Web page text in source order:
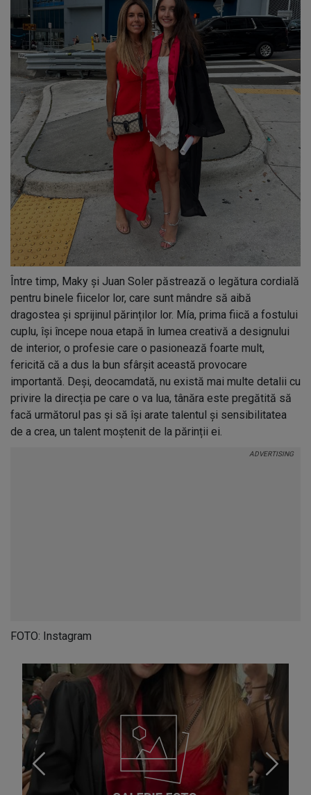
Între timp, Maky și Juan Soler păstrează o legătura cordială
pentru binele fiicelor lor, care sunt mândre să aibă
dragostea și sprijinul părinților lor. Mía, prima fiică a fostului
cuplu, își începe noua etapă în lumea creativă a designului
de interior, o profesie care o pasionează foarte mult,
fericită că a dus la bun sfârșit această provocare
importantă. Deși, deocamdată, nu există mai multe detalii cu
privire la direcția pe care o va lua, tânăra este pregătită să
facă următorul pas și să își arate talentul și sensibilitatea
de a crea, un talent moștenit de la părinții ei.
FOTO: Instagram